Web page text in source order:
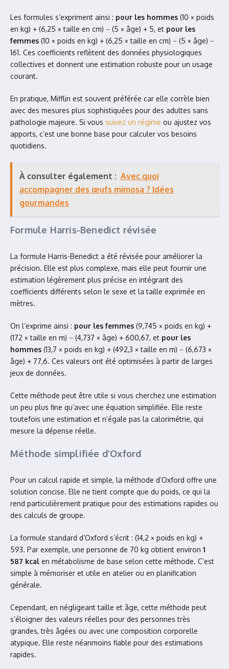
Les formules s’expriment ainsi : pour les hommes (10 × poids
en kg) + (6,25 × taille en cm) − (5 × âge) + 5, et pour les
femmes (10 × poids en kg) + (6,25 × taille en cm) − (5 × âge) −
161. Ces coefficients reflètent des données physiologiques
collectives et donnent une estimation robuste pour un usage
courant.
En pratique, Mifflin est souvent préférée car elle corrèle bien
avec des mesures plus sophistiquées pour des adultes sans
pathologie majeure. Si vous suivez un régime ou ajustez vos
apports, c’est une bonne base pour calculer vos besoins
quotidiens.
À consulter également : Avec quoi
accompagner des œufs mimosa ? Idées
gourmandes
Formule Harris-Benedict révisée
La formule Harris-Benedict a été révisée pour améliorer la
précision. Elle est plus complexe, mais elle peut fournir une
estimation légèrement plus précise en intégrant des
coefficients différents selon le sexe et la taille exprimée en
mètres.
On l’exprime ainsi : pour les femmes (9,745 × poids en kg) +
(172 × taille en m) − (4,737 × âge) + 600,67, et pour les
hommes (13,7 × poids en kg) + (492,3 × taille en m) − (6,673 ×
âge) + 77,6. Ces valeurs ont été optimisées à partir de larges
jeux de données.
Cette méthode peut être utile si vous cherchez une estimation
un peu plus fine qu’avec une équation simplifiée. Elle reste
toutefois une estimation et n’égale pas la calorimétrie, qui
mesure la dépense réelle.
Méthode simplifiée d’Oxford
Pour un calcul rapide et simple, la méthode d’Oxford offre une
solution concise. Elle ne tient compte que du poids, ce qui la
rend particulièrement pratique pour des estimations rapides ou
des calculs de groupe.
La formule standard d’Oxford s’écrit : (14,2 × poids en kg) +
593. Par exemple, une personne de 70 kg obtient environ 1
587 kcal en métabolisme de base selon cette méthode. C’est
simple à mémoriser et utile en atelier ou en planification
générale.
Cependant, en négligeant taille et âge, cette méthode peut
s’éloigner des valeurs réelles pour des personnes très
grandes, très âgées ou avec une composition corporelle
atypique. Elle reste néanmoins fiable pour des estimations
rapides.